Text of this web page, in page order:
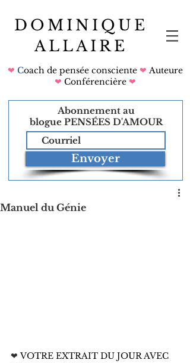
DOMINIQUE
ALLAIRE
❤ Coach de pensée consciente ❤ Auteure
❤ Conférencière ❤
Abonnement au
blogue PENSÉES D'AMOUR
Envoyer
Manuel du Génie
❤ VOTRE EXTRAIT DU JOUR AVEC